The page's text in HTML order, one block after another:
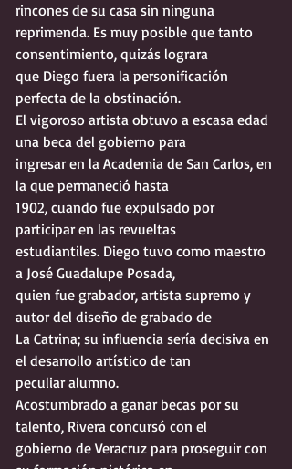
rincones de su casa sin ninguna
reprimenda. Es muy posible que tanto
consentimiento, quizás lograra
que Diego fuera la personificación
perfecta de la obstinación.
El vigoroso artista obtuvo a escasa edad
una beca del gobierno para
ingresar en la Academia de San Carlos, en
la que permaneció hasta
1902, cuando fue expulsado por
participar en las revueltas
estudiantiles. Diego tuvo como maestro
a José Guadalupe Posada,
quien fue grabador, artista supremo y
autor del diseño de grabado de
La Catrina; su influencia sería decisiva en
el desarrollo artístico de tan
peculiar alumno.
Acostumbrado a ganar becas por su
talento, Rivera concursó con el
gobierno de Veracruz para proseguir con